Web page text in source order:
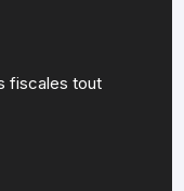
fiscales tout